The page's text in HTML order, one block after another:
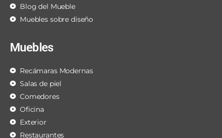
Blog del Mueble
Muebles sobre diseño
Muebles
Recámaras Modernas
Salas de piel
Comedores
Oficina
Exterior
Restaurantes